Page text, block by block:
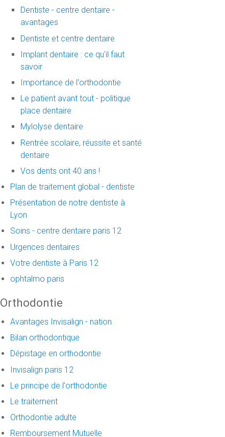
Dentiste - centre dentaire -
avantages
Dentiste et centre dentaire
Implant dentaire : ce qu'il faut
savoir
Importance de l'orthodontie
Le patient avant tout - politique
place dentaire
Mylolyse dentaire
Rentrée scolaire, réussite et santé
dentaire
Vos dents ont 40 ans !
Plan de traitement global - dentiste
Présentation de notre dentiste à
Lyon
Soins - centre dentaire paris 12
Urgences dentaires
Votre dentiste à Paris 12
ophtalmo paris
Orthodontie
Avantages Invisalign - nation
Bilan orthodontique
Dépistage en orthodontie
Invisalign paris 12
Le principe de l'orthodontie
Le traitement
Orthodontie adulte
Remboursement Mutuelle